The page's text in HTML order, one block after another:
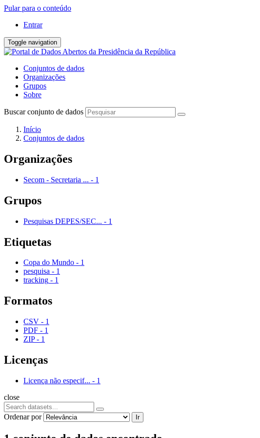
Pular para o conteúdo
Entrar
Toggle navigation
Conjuntos de dados
Organizações
Grupos
Sobre
Buscar conjunto de dados
Início
Conjuntos de dados
Organizações
Secom - Secretaria ... - 1
Grupos
Pesquisas DEPES/SEC... - 1
Etiquetas
Copa do Mundo - 1
pesquisa - 1
tracking - 1
Formatos
CSV - 1
PDF - 1
ZIP - 1
Licenças
Licença não especif... - 1
close
Ordenar por Ir